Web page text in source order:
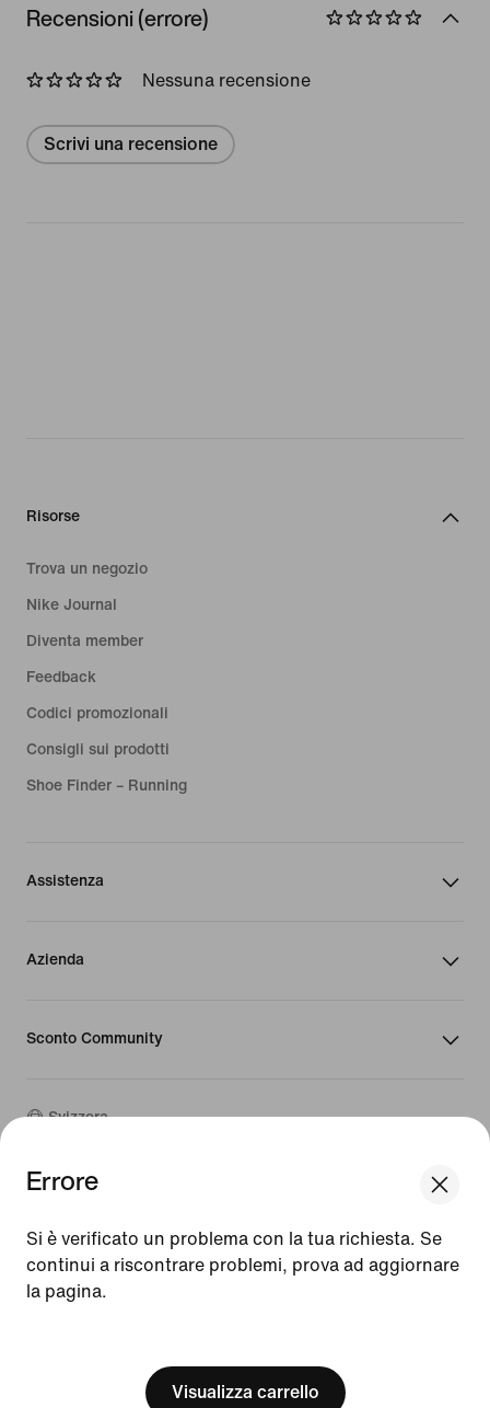
Update your location?
Svizzera
Errore
Si è verificato un problema con la tua richiesta. Se
continui a riscontrare problemi, prova ad aggiornare
la pagina.
Visualizza carrello
Recensioni (errore)
Nessuna recensione
Scrivi una recensione
Risorse
Trova un negozio
Nike Journal
Diventa member
Feedback
Codici promozionali
Consigli sui prodotti
Shoe Finder – Running
Assistenza
Azienda
Sconto Community
Svizzera
©2026 Nike, Inc. Tutti i diritti riservati
Condizioni d'uso
Condizioni di vendita
Dati aziendali